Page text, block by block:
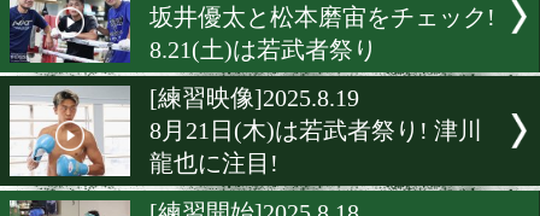
者ではない!
[練習映像]2025.8.29
今永虎雅が初戴冠を目指し
整中!